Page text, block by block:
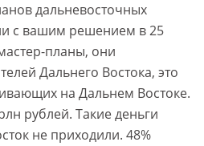
дальневосточных
с вашим решением в 25
планы, они
Дальнего Востока, это
на Дальнем Востоке.
рублей. Такие деньги
не приходили. 48%